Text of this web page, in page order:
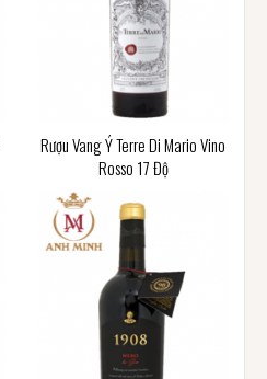
Rượu Vang Ý Terre Di Mario Vino
Rosso 17 Độ